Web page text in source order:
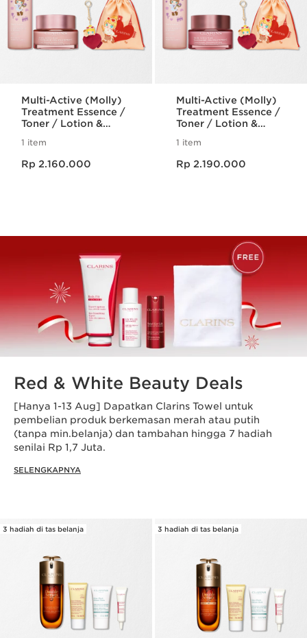
Multi-Active (Molly)
Treatment Essence /
Toner / Lotion &
Cream (All skin
types)
1 item
Rp 2.160.000
Multi-Active (Molly)
Treatment Essence /
Toner / Lotion &
Cream (All skin
types)
1 item
Rp 2.190.000
Red & White Beauty Deals
[Hanya 1-13 Aug] Dapatkan Clarins Towel untuk
pembelian produk berkemasan merah atau putih
(tanpa min.belanja) dan tambahan hingga 7 hadiah
senilai Rp 1,7 Juta.
SELENGKAPNYA
3 hadiah di tas belanja 3 hadiah di tas belanja